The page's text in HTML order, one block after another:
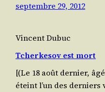
septembre 29, 2012
Vincent Dubuc
Tcherkesov est mort
[(Le 18 août der­nier,
éteint l’un des